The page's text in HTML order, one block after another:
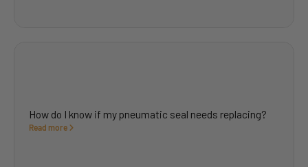
How do I know if my pneumatic seal needs replacing?
Read more